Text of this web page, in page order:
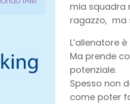
mia squadra
ragazzo, ma
L’allenatore
Ma prende
potenziale.
Spesso non
come poter